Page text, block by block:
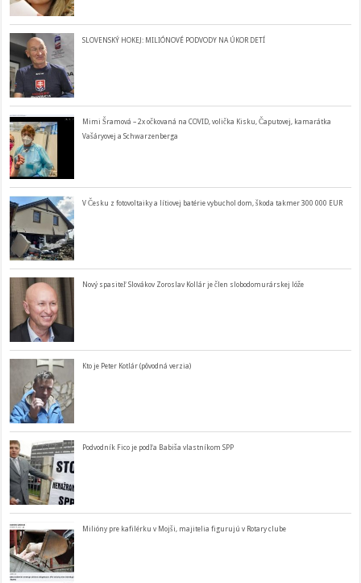
SLOVENSKÝ HOKEJ: MILIÓNOVÉ PODVODY NA ÚKOR DETÍ
Mimi Šramová – 2x očkovaná na COVID, volička Kisku, Čaputovej, kamarátka
Vašáryovej a Schwarzenberga
V Česku z fotovoltaiky a lítiovej batérie vybuchol dom, škoda takmer 300 000 EUR
Nový spasiteľ Slovákov Zoroslav Kollár je člen slobodomurárskej lóže
Kto je Peter Kotlár (pôvodná verzia)
Podvodník Fico je podľa Babiša vlastníkom SPP
Milióny pre kafilérku v Mojši, majitelia figurujú v Rotary clube